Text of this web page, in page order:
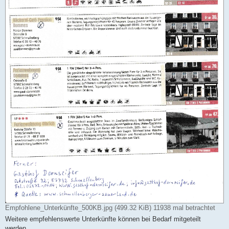
Empfohlene_Unterkünfte_500KB.jpg (499.32 KiB) 11938 mal betrachtet
Weitere empfehlenswerte Unterkünfte können bei Bedarf mitgeteilt